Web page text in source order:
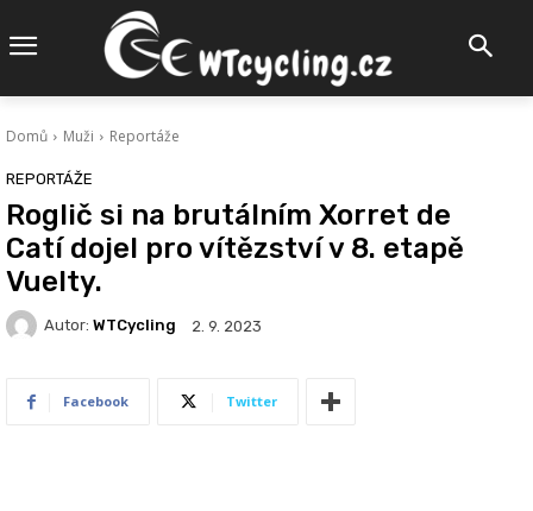
Domů Muži Reportáže
REPORTÁŽE
Roglič si na brutálním Xorret de
Catí dojel pro vítězství v 8. etapě
Vuelty.
Autor: WTCycling 2. 9. 2023
Facebook Twitter